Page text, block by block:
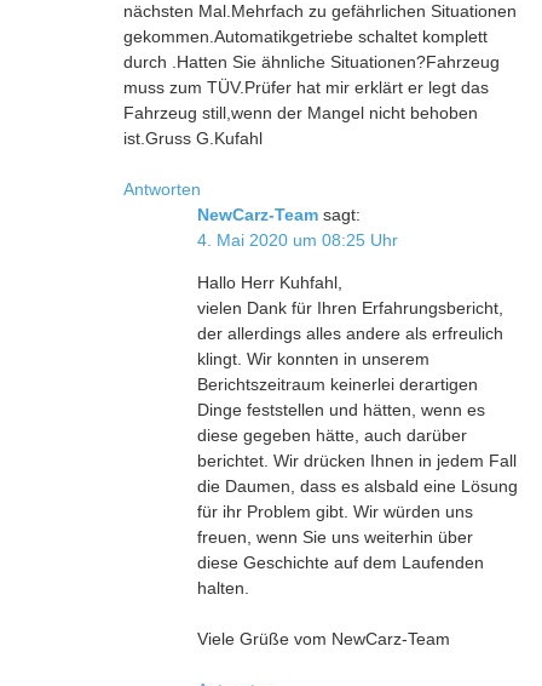
nächsten Mal.Mehrfach zu gefährlichen Situationen
gekommen.Automatikgetriebe schaltet komplett
durch .Hatten Sie ähnliche Situationen?Fahrzeug
muss zum TÜV.Prüfer hat mir erklärt er legt das
Fahrzeug still,wenn der Mangel nicht behoben
ist.Gruss G.Kufahl
Antworten
NewCarz-Team sagt:
4. Mai 2020 um 08:25 Uhr
Hallo Herr Kuhfahl,
vielen Dank für Ihren Erfahrungsbericht,
der allerdings alles andere als erfreulich
klingt. Wir konnten in unserem
Berichtszeitraum keinerlei derartigen
Dinge feststellen und hätten, wenn es
diese gegeben hätte, auch darüber
berichtet. Wir drücken Ihnen in jedem Fall
die Daumen, dass es alsbald eine Lösung
für ihr Problem gibt. Wir würden uns
freuen, wenn Sie uns weiterhin über
diese Geschichte auf dem Laufenden
halten.
Viele Grüße vom NewCarz-Team